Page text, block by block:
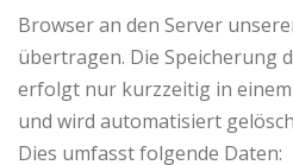
Browser an den Server
übertragen. Die Speicherung
erfolgt nur kurzzeitig in
und wird automatisiert
Dies umfasst folgende Daten: